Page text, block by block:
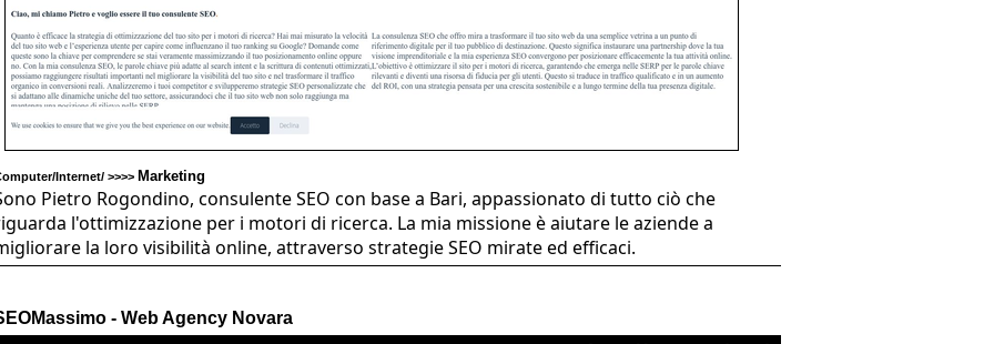
Internet/ >>>> Marketing
Pietro Rogondino, consulente SEO con base a Bari, appassionato di tutto ciò che
l'ottimizzazione per i motori di ricerca. La mia missione è aiutare le aziende a
la loro visibilità online, attraverso strategie SEO mirate ed efficaci.
- Web Agency Novara